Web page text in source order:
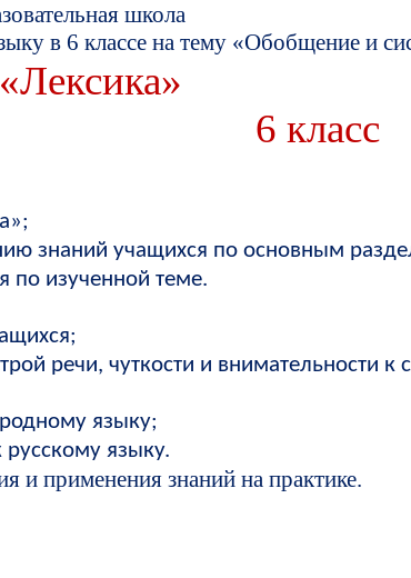
школа
в 6 классе на тему «Обобщение и
6 класс
знаний учащихся по основным
по изученной теме.
речи, чуткости и внимательности к
языку;
русскому языку.
и применения знаний на практике.